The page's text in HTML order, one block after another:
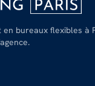
bureaux flexibles à